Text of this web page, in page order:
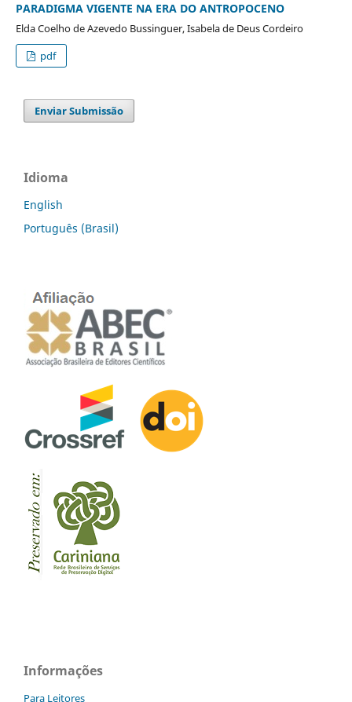
PARADIGMA VIGENTE NA ERA DO ANTROPOCENO
Elda Coelho de Azevedo Bussinguer, Isabela de Deus Cordeiro
pdf
Enviar Submissão
Idioma
English
Português (Brasil)
Informações
Para Leitores